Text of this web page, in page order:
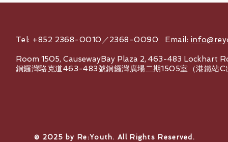
Tel: +852 2368-0010／2368-0090 Email:
Room 1505, CausewayBay Plaza 2, 463-483 Lockhart
銅鑼灣駱克道463-483號銅鑼灣廣場二期1505室（港鐵站C
© 2025 by Re:Youth. All Rights Reserved.